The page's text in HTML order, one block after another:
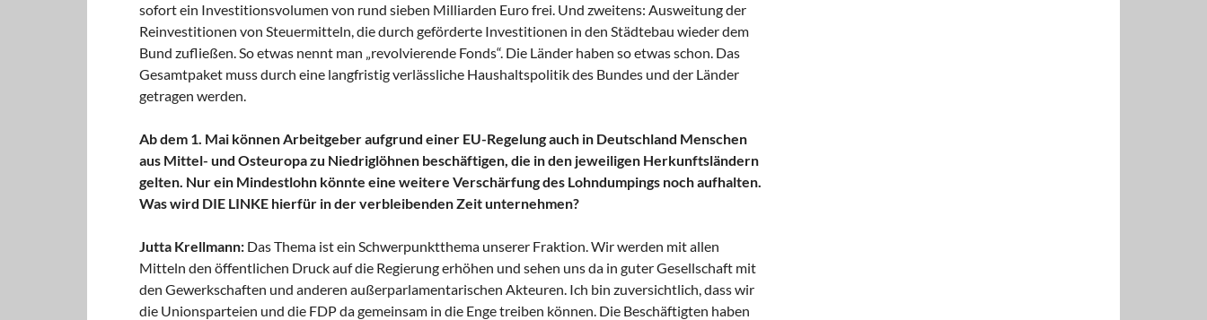
sofort ein Investitionsvolumen von rund sieben Milliarden Euro frei. Und zweitens: Ausweitung der
Reinvestitionen von Steuermitteln, die durch geförderte Investitionen in den Städtebau wieder dem
Bund zufließen. So etwas nennt man „revolvierende Fonds“. Die Länder haben so etwas schon. Das
Gesamtpaket muss durch eine langfristig verlässliche Haushaltspolitik des Bundes und der Länder
getragen werden.
Ab dem 1. Mai können Arbeitgeber aufgrund einer EU-Regelung auch in Deutschland Menschen
aus Mittel- und Osteuropa zu Niedriglöhnen beschäftigen, die in den jeweiligen Herkunftsländern
gelten. Nur ein Mindestlohn könnte eine weitere Verschärfung des Lohndumpings noch aufhalten.
Was wird DIE LINKE hierfür in der verbleibenden Zeit unternehmen?
Jutta Krellmann:Das Thema ist ein Schwerpunktthema unserer Fraktion. Wir werden mit allen
Mitteln den öffentlichen Druck auf die Regierung erhöhen und sehen uns da in guter Gesellschaft mit
den Gewerkschaften und anderen außerparlamentarischen Akteuren. Ich bin zuversichtlich, dass wir
die Unionsparteien und die FDP da gemeinsam in die Enge treiben können. Die Beschäftigten haben